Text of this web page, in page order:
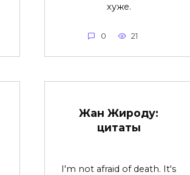
хуже.
0 21
Жан Жироду:
цитаты
I'm not afraid of death. It's